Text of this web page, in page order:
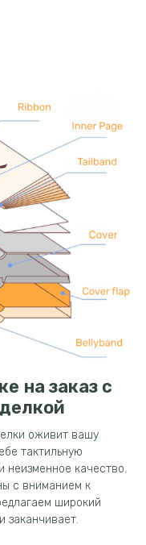
на заказ с
оживит вашу
тактильную
неизменное качество.
с вниманием к
широкий
заканчивает.